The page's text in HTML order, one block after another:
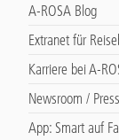
A-ROSA Blog
Extranet für
Karriere bei A-
Newsroom /
App: Smart auf